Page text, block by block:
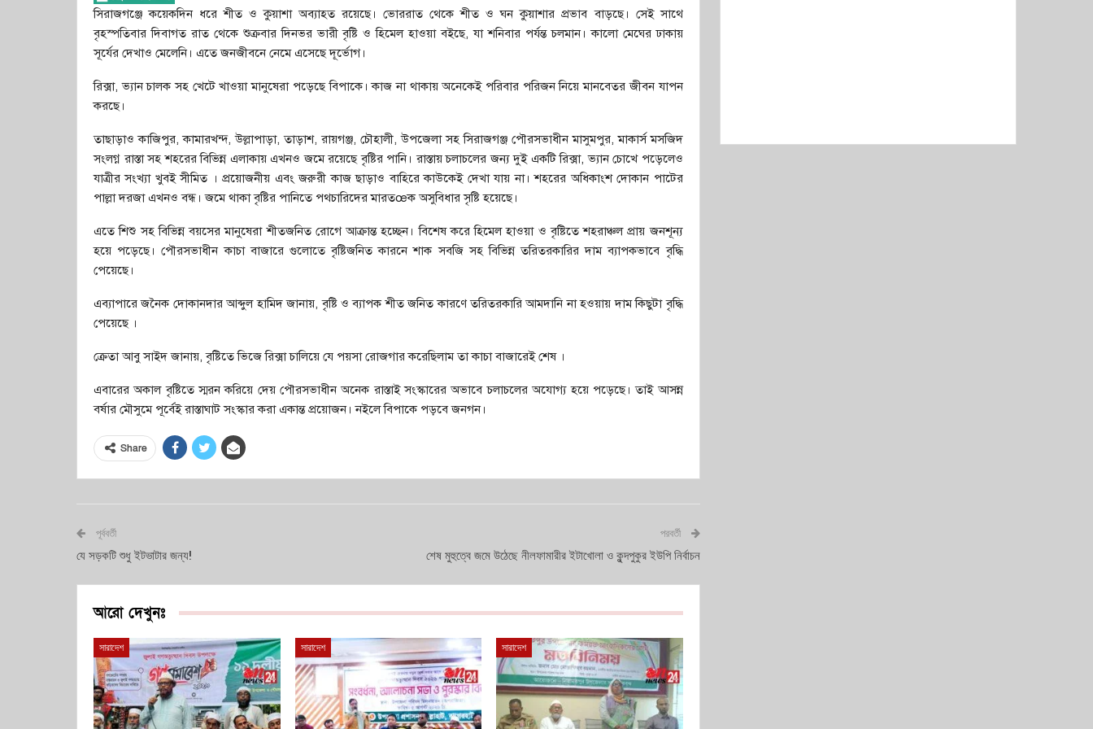
সিরাজগঞ্জে কয়েকদিন ধরে শীত ও কুয়াশা অব্যাহত রয়েছে। ভোররাত থেকে শীত ও ঘন কুয়াশার প্রভাব বাড়ছে। সেই সাথে
বৃহস্পতিবার দিবাগত রাত থেকে শুক্রবার দিনভর ভারী বৃষ্টি ও হিমেল হাওয়া বইছে, যা শনিবার পর্যন্ত চলমান। কালো মেঘের ঢাকায়
সূর্যের দেখাও মেলেনি। এতে জনজীবনে নেমে এসেছে দূর্ভোগ।
রিক্সা, ভ্যান চালক সহ খেটে খাওয়া মানুষেরা পড়েছে বিপাকে। কাজ না থাকায় অনেকেই পরিবার পরিজন নিয়ে মানবেতর জীবন যাপন
করছে।
তাছাড়াও কাজিপুর, কামারখন্দ, উল্লাপাড়া, তাড়াশ, রায়গঞ্জ, চৌহালী, উপজেলা সহ সিরাজগঞ্জ পৌরসভাধীন মাসুমপুর, মাকার্স মসজিদ
সংলগ্ন রাস্তা সহ শহরের বিভিন্ন এলাকায় এখনও জমে রয়েছে বৃষ্টির পানি। রাস্তায় চলাচলের জন্য দুই একটি রিক্সা, ভ্যান চোখে পড়েলেও
যাত্রীর সংখ্যা খুবই সীমিত । প্রয়োজনীয় এবং জরুরী কাজ ছাড়াও বাহিরে কাউকেই দেখা যায় না। শহরের অধিকাংশ দোকান পাটের
পাল্লা দরজা এখনও বন্ধ। জমে থাকা বৃষ্টির পানিতে পথচারিদের মারতœক অসুবিধার সৃষ্টি হয়েছে।
এতে শিশু সহ বিভিন্ন বয়সের মানুষেরা শীতজনিত রোগে আক্রান্ত হচ্ছেন। বিশেষ করে হিমেল হাওয়া ও বৃষ্টিতে শহরাঞ্চল প্রায় জনশূন্য
হয়ে পড়েছে। পৌরসভাধীন কাচা বাজারে গুলোতে বৃষ্টিজনিত কারনে শাক সবজি সহ বিভিন্ন তরিতরকারির দাম ব্যাপকভাবে বৃদ্ধি
পেয়েছে।
এব্যাপারে জনৈক দোকানদার আব্দুল হামিদ জানায়, বৃষ্টি ও ব্যাপক শীত জনিত কারণে তরিতরকারি আমদানি না হওয়ায় দাম কিছুটা বৃদ্ধি
পেয়েছে ।
ক্রেতা আবু সাইদ জানায়, বৃষ্টিতে ভিজে রিক্সা চালিয়ে যে পয়সা রোজগার করেছিলাম তা কাচা বাজারেই শেষ ।
এবারের অকাল বৃষ্টিতে স্মরন করিয়ে দেয় পৌরসভাধীন অনেক রাস্তাই সংস্কারের অভাবে চলাচলের অযোগ্য হয়ে পড়েছে। তাই আসন্ন
বর্ষার মৌসুমে পূর্বেই রাস্তাঘাট সংস্কার করা একান্ত প্রয়োজন। নইলে বিপাকে পড়বে জনগন।
Share
পূর্ববর্তী
যে সড়কটি শুধু ইটভাটার জন্য!
পরবর্তী
শেষ মুহুত্বে জমে উঠেছে নীলফামারীর ইটাখোলা ও কুন্দপুকুর ইউপি নির্বাচন
আরো দেখুনঃ
সারাদেশ সারাদেশ সারাদেশ